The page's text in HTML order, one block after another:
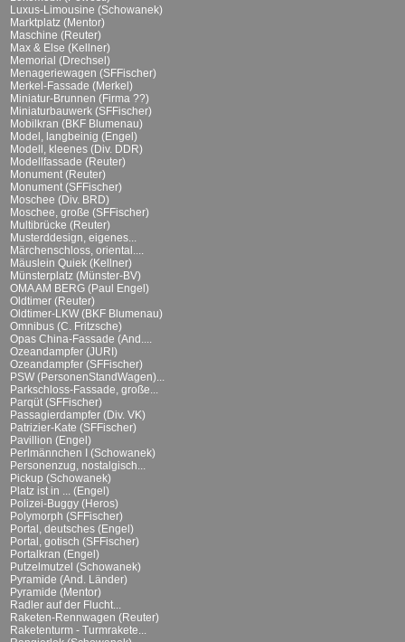
Luxus-Limousine (Schowanek)
Marktplatz (Mentor)
Maschine (Reuter)
Max & Else (Kellner)
Memorial (Drechsel)
Menageriewagen (SFFischer)
Merkel-Fassade (Merkel)
Miniatur-Brunnen (Firma ??)
Miniaturbauwerk (SFFischer)
Mobilkran (BKF Blumenau)
Model, langbeinig (Engel)
Modell, kleenes (Div. DDR)
Modellfassade (Reuter)
Monument (Reuter)
Monument (SFFischer)
Moschee (Div. BRD)
Moschee, große (SFFischer)
Multibrücke (Reuter)
Musterddesign, eigenes...
Märchenschloss, oriental....
Mäuslein Quiek (Kellner)
Münsterplatz (Münster-BV)
OMA AM BERG (Paul Engel)
Oldtimer (Reuter)
Oldtimer-LKW (BKF Blumenau)
Omnibus (C. Fritzsche)
Opas China-Fassade (And....
Ozeandampfer (JURI)
Ozeandampfer (SFFischer)
PSW (PersonenStandWagen)...
Parkschloss-Fassade, große...
Parqüt (SFFischer)
Passagierdampfer (Div. VK)
Patrizier-Kate (SFFischer)
Pavillion (Engel)
Perlmännchen I (Schowanek)
Personenzug, nostalgisch...
Pickup (Schowanek)
Platz ist in ... (Engel)
Polizei-Buggy (Heros)
Polymorph (SFFischer)
Portal, deutsches (Engel)
Portal, gotisch (SFFischer)
Portalkran (Engel)
Putzelmutzel (Schowanek)
Pyramide (And. Länder)
Pyramide (Mentor)
Radler auf der Flucht...
Raketen-Rennwagen (Reuter)
Raketenturm - Turmrakete...